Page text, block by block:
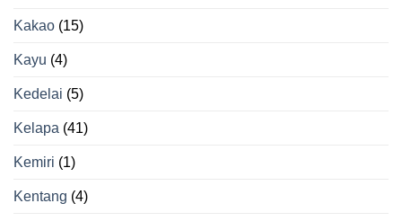
Kakao (15)
Kayu (4)
Kedelai (5)
Kelapa (41)
Kemiri (1)
Kentang (4)